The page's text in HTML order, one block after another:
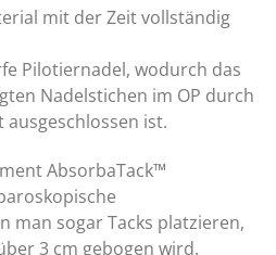
mit der Zeit vollständig
Pilotiernadel, wodurch das
Nadelstichen im OP durch
ist.
AbsorbaTack™
man sogar Tacks platzieren,
3 cm gebogen wird.